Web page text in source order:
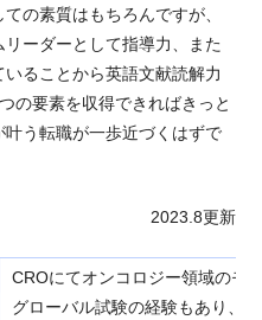
の素質はもちろんですが、
ーダーとして指導力、また
ることから英語文献読解力
の要素を収得できればきっと
う転職が一歩近づくはずで
2023.8更新
CROにてオンコロジー領域のモ
グローバル試験の経験もあり、